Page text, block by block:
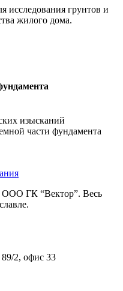
исследования грунтов и
жилого дома.
изысканий
части фундамента
ООО ГК “Вектор”. Весь
2, офис 33